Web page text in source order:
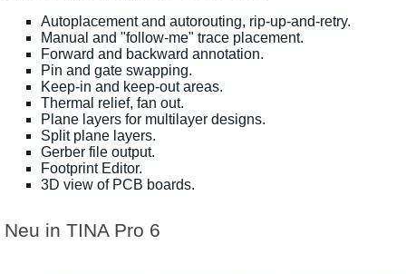
Autoplacement and autorouting, rip-up-and-retry.
Manual and "follow-me" trace placement.
Forward and backward annotation.
Pin and gate swapping.
Keep-in and keep-out areas.
Thermal relief, fan out.
Plane layers for multilayer designs.
Split plane layers.
Gerber file output.
Footprint Editor.
3D view of PCB boards.
Neu in TINA Pro 6